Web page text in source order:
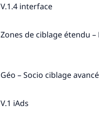
V.1.4 interface
Zones de ciblage étendu
Géo – Socio ciblage
V.1 iAds